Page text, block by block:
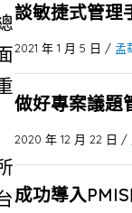
談敏捷式管理
2021 年 1 月 5 日 / 孟
做好專案議題
2020 年 12 月 22 日 /
成功導入